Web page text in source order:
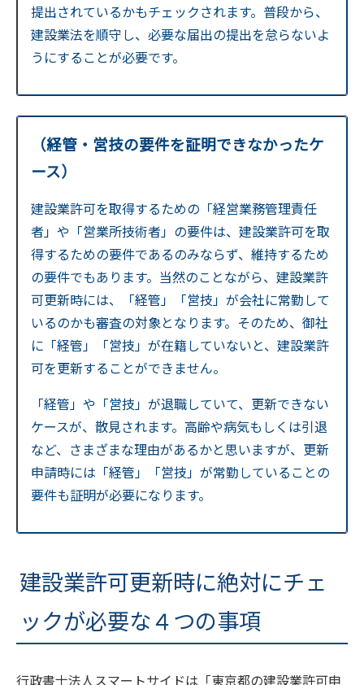
提出されているかもチェックされます。普段から、
建設業法を順守し、必要な届出の提出を怠らないよ
うにすることが必要です。
（経管・営技の要件を証明できなかったケ
ース）
建設業許可を取得するための「経営業務管理責任
者」や「営業所技術者」の要件は、建設業許可を取
得するための要件であるのみならず、維持するため
の要件でもあります。当然のことながら、建設業許
可更新時には、「経管」「営技」が会社に常勤して
いるのかも審査の対象となります。そのため、御社
に「経管」「営技」が在籍していないと、建設業許
可を更新することができません。
「経管」や「営技」が退職していて、更新できない
ケースが、散見されます。高齢や病気もしくは引退
など、さまざまな理由があるかと思いますが、更新
申請時には「経管」「営技」が常勤していることの
要件も証明が必要になります。
建設業許可更新時に絶対にチェ
ックが必要な４つの事項
行政書士法人スマートサイドは「東京都の建設業許可申